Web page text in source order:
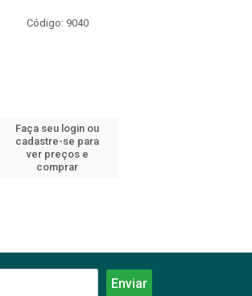
Código: 9040
Faça seu login ou
cadastre-se para
ver preços e
comprar